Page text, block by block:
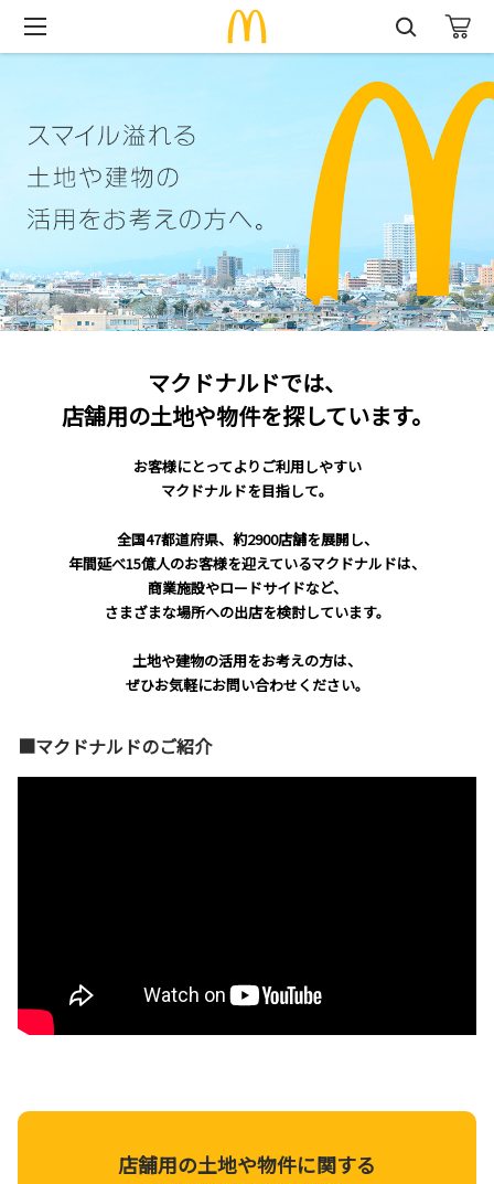
マクドナルドでは、
店舗用の土地や物件を探しています。
お客様にとってよりご利用しやすい
マクドナルドを目指して。
全国47都道府県、約2900店舗を展開し、
年間延べ15億人のお客様を迎えているマクドナルドは、
商業施設やロードサイドなど、
さまざまな場所への出店を検討しています。
土地や建物の活用をお考えの方は、
ぜひお気軽にお問い合わせください。
■マクドナルドのご紹介
店舗用の土地や物件に関する